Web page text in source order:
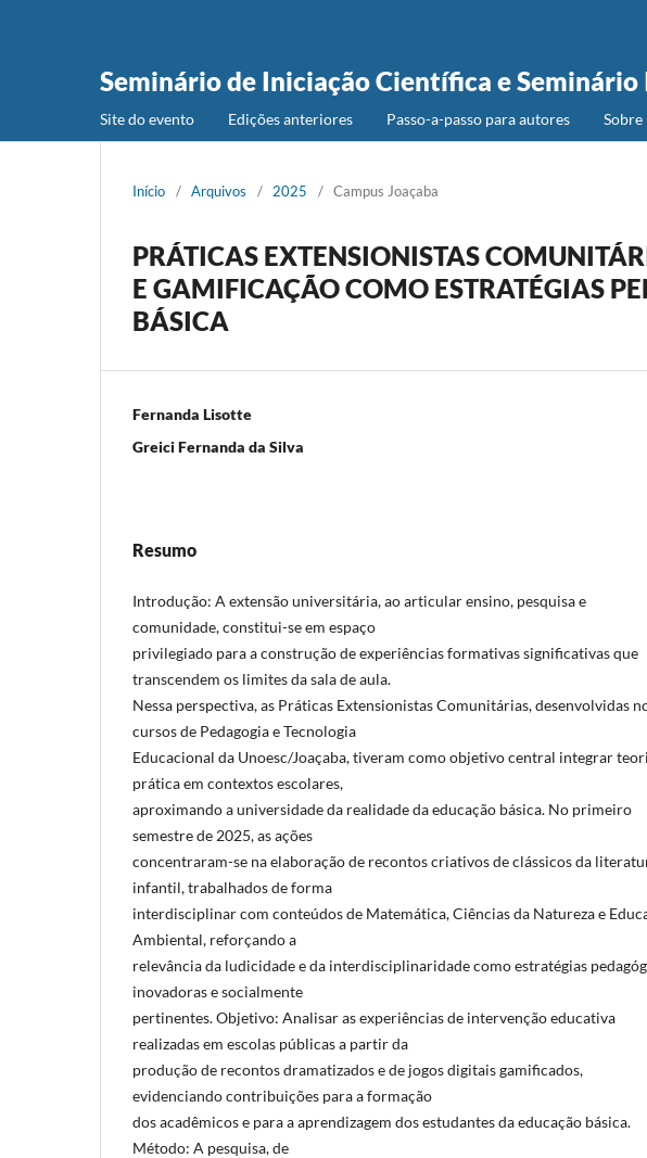
Seminário de Iniciação Científica e Seminário
Site do evento Edições anteriores Passo-a-passo para autores Sobre
Início / Arquivos / 2025 / Campus Joaçaba
PRÁTICAS EXTENSIONISTAS
E GAMIFICAÇÃO COMO ESTRATÉGIAS
BÁSICA
Fernanda Lisotte
Greici Fernanda da Silva
Resumo
Introdução: A extensão universitária, ao articular ensino, pesquisa e
comunidade, constitui-se em espaço
privilegiado para a construção de experiências formativas significativas que
transcendem os limites da sala de aula.
Nessa perspectiva, as Práticas Extensionistas Comunitárias, desenvolvidas
cursos de Pedagogia e Tecnologia
Educacional da Unoesc/Joaçaba, tiveram como objetivo central integrar
prática em contextos escolares,
aproximando a universidade da realidade da educação básica. No primeiro
semestre de 2025, as ações
concentraram-se na elaboração de recontos criativos de clássicos da
infantil, trabalhados de forma
interdisciplinar com conteúdos de Matemática, Ciências da Natureza e
Ambiental, reforçando a
relevância da ludicidade e da interdisciplinaridade como estratégias
inovadoras e socialmente
pertinentes. Objetivo: Analisar as experiências de intervenção educativa
realizadas em escolas públicas a partir da
produção de recontos dramatizados e de jogos digitais gamificados,
evidenciando contribuições para a formação
dos acadêmicos e para a aprendizagem dos estudantes da educação básica.
Método: A pesquisa, de